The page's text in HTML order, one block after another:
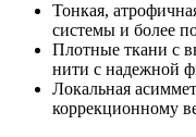
Тонкая,
системы и более
Плотные ткани с
нити с надежной
Локальная
коррекционному